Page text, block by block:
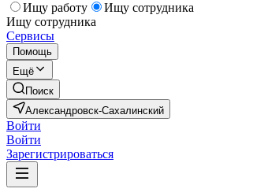
Ищу работу
Ищу сотрудника
Ищу сотрудника
Сервисы
Помощь
Ещё
Поиск
Александровск-Сахалинский
Войти
Войти
Зарегистрироваться